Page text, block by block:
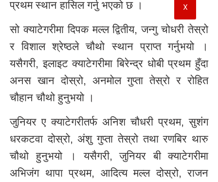
X
प्रथम स्थान हासिल गर्नु भएको छ ।
सो क्याटेगरीमा दिपक मल्ल द्वितीय, जन्गु चोधरी तेस्रो
र विशाल श्रेष्ठले चौथो स्थान प्राप्त गर्नुभयो ।
यसैगरी, इलाइट क्याटेगरीमा बिरेन्द्र धोबी प्रथम हुँदा
अनस खान दोस्रो, अनमोल गुप्ता तेस्रो र रोहित
चौहान चौथो हुनुभयो ।
जुनियर ए क्याटेगरीतर्फ अनिश चौधरी प्रथम, सुशंग
धरकटवा दोस्रो, अंशु गुप्ता तेस्रो तथा रणबिर थारु
चौथो हुनुभयो । यसैगरी, जुनियर बी क्याटेगरीमा
अभिजंग थापा प्रथम, आदित्य मल्ल दोस्रो, राजन